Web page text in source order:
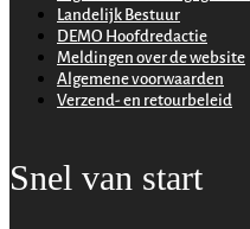
Landelijk Bestuur
DEMO Hoofdredactie
Meldingen over de website
Algemene voorwaarden
Verzend- en retourbeleid
Snel van start